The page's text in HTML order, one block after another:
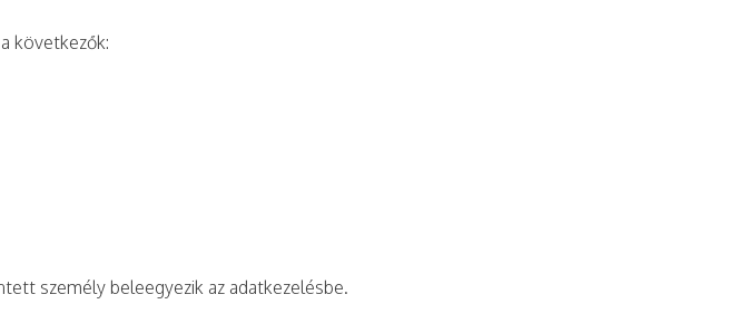
következők:
személy beleegyezik az adatkezelésbe.